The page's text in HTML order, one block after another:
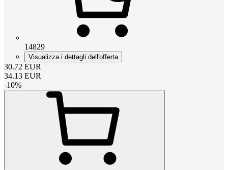
14829
Visualizza i dettagli dell'offerta
30.72 EUR
34.13 EUR
-10%